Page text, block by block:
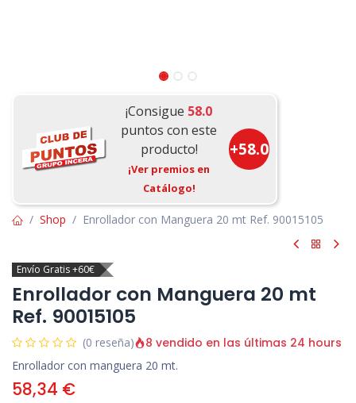
¡Consigue 58.0
puntos con este
producto!
¡Ver premios en
Catálogo!
+58.0
Shop Enrollador con Manguera 20 mt Ref. 90015105
Envío Gratis +60€
Enrollador con Manguera 20 mt
Ref. 90015105
(0 reseña) 8 vendido en las últimas 24 hours
Enrollador con manguera 20 mt.
58,34 €